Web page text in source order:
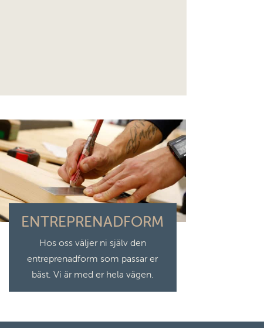
ENTREPRENADFORM
Hos oss väljer ni själv den
entreprenadform som passar er
bäst. Vi är med er hela vägen.